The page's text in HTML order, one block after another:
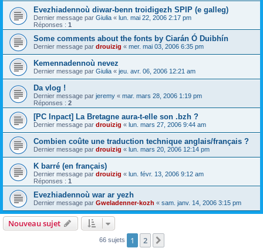
Evezhiadennoù diwar-benn troidigezh SPIP (e galleg)
Dernier message par Giulia « lun. mai 22, 2006 2:17 pm
Réponses : 1
Some comments about the fonts by Ciarán Ó Duibhín
Dernier message par drouizig « mer. mai 03, 2006 6:35 pm
Kemennadennoù nevez
Dernier message par Giulia « jeu. avr. 06, 2006 12:21 am
Da vlog !
Dernier message par jeremy « mar. mars 28, 2006 1:19 pm
Réponses : 2
[PC Inpact] La Bretagne aura-t-elle son .bzh ?
Dernier message par drouizig « lun. mars 27, 2006 9:44 am
Combien coûte une traduction technique anglais/français ?
Dernier message par drouizig « lun. mars 20, 2006 12:14 pm
K barré (en français)
Dernier message par drouizig « lun. févr. 13, 2006 9:12 am
Réponses : 1
Evezhiadennoù war ar yezh
Dernier message par Gweladenner-kozh « sam. janv. 14, 2006 3:15 pm
Nouveau sujet
66 sujets 1 2